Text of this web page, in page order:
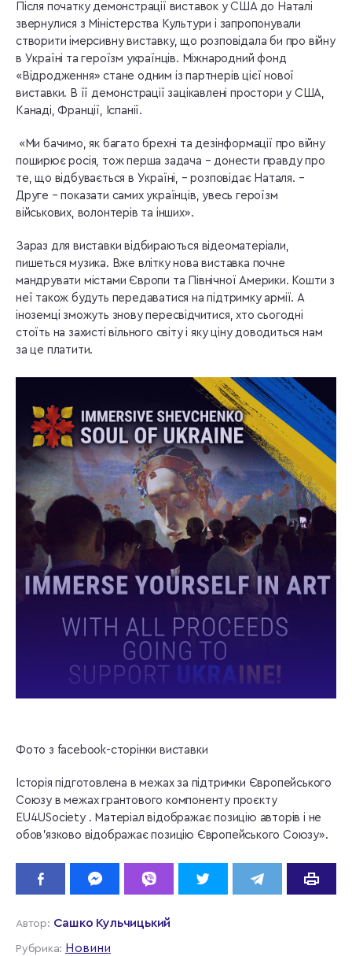
Після початку демонстрації виставок у США до Наталі
звернулися з Міністерства Культури і запропонували
створити імерсивну виставку, що розповідала би про війну
в Україні та героїзм українців. Міжнародний фонд
«Відродження» стане одним із партнерів цієї нової
виставки. В її демонстрації зацікавлені простори у США,
Канаді, Франції, Іспанії.
«Ми бачимо, як багато брехні та дезінформації про війну
поширює росія, тож перша задача – донести правду про
те, що відбувається в Україні, – розповідає Наталя. –
Друге – показати самих українців, увесь героїзм
військових, волонтерів та інших».
Зараз для виставки відбираються відеоматеріали,
пишеться музика. Вже влітку нова виставка почне
мандрувати містами Європи та Північної Америки. Кошти з
неї також будуть передаватися на підтримку армії. А
іноземці зможуть знову пересвідчитися, хто сьогодні
стоїть на захисті вільного світу і яку ціну доводиться нам
за це платити.
Фото з facebook-сторінки виставки
Історія підготовлена в межах за підтримки Європейського
Союзу в межах грантового компоненту проєкту
EU4USociety . Матеріал відображає позицію авторів і не
обов’язково відображає позицію Європейського Союзу».
Автор: Сашко Кульчицький
Рубрика: Новини